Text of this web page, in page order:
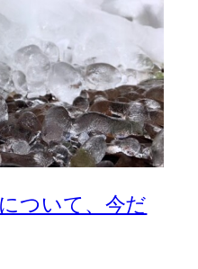
ついて、今だ